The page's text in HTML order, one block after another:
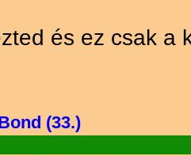
és ez csak a
(33.)